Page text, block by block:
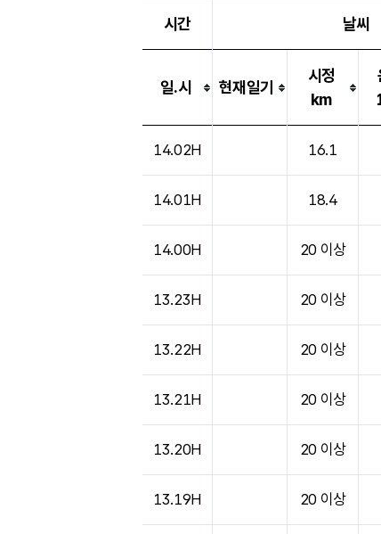
시간 날씨
일.시 현재일기
시정
km
14.02H 16.1
14.01H 18.4
14.00H 20 이상
13.23H 20 이상
13.22H 20 이상
13.21H 20 이상
13.20H 20 이상
13.19H 20 이상